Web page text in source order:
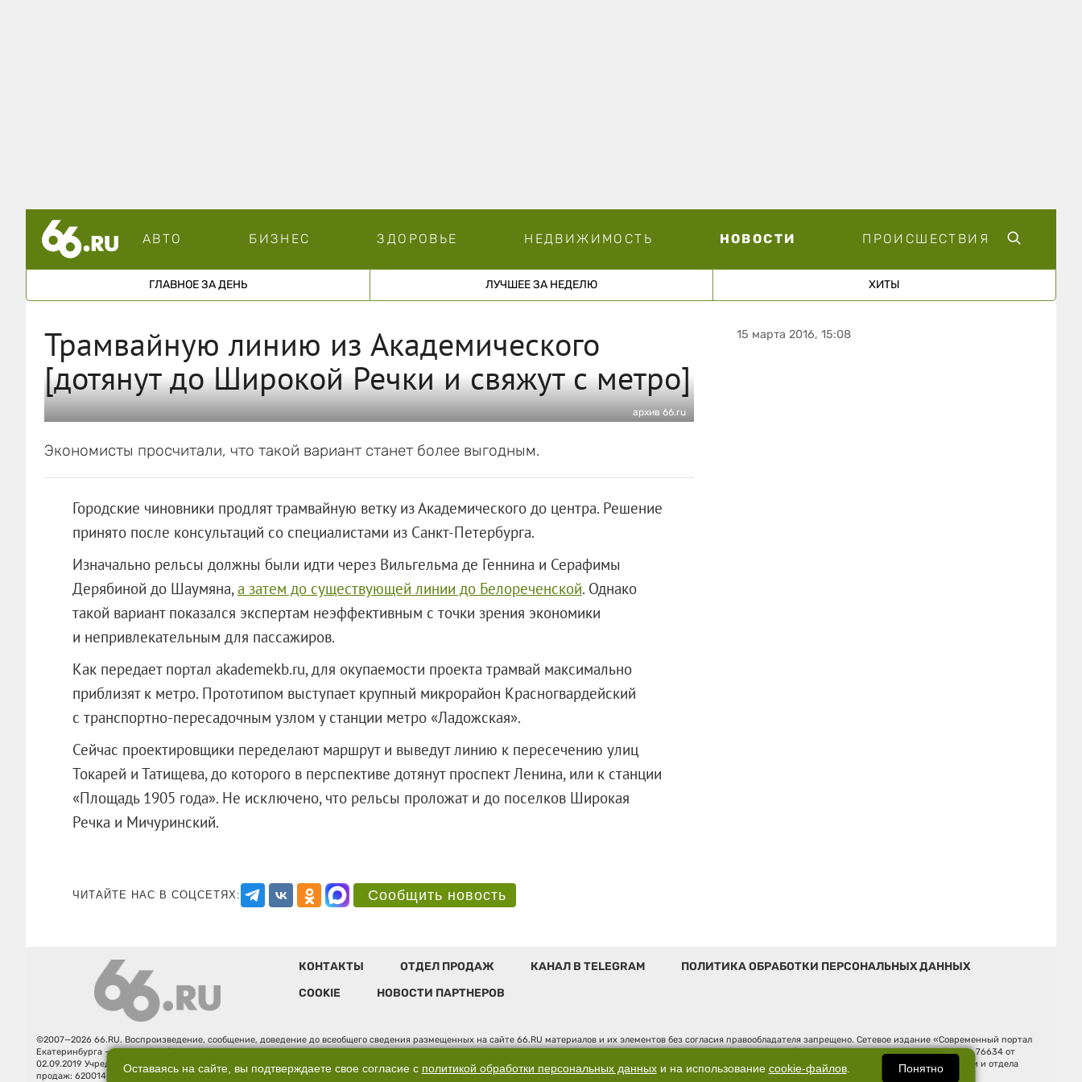
АВТО БИЗНЕС ЗДОРОВЬЕ НЕДВИЖИМОСТЬ НОВОСТИ ПРОИСШЕСТВИЯ
ГЛАВНОЕ ЗА ДЕНЬ ЛУЧШЕЕ ЗА НЕДЕЛЮ ХИТЫ
Трамвайную линию из Академического
[дотянут до Широкой Речки и свяжут с метро]
архив 66.ru
Экономисты просчитали, что такой вариант станет более выгодным.
Городские чиновники продлят трамвайную ветку из Академического до центра. Решение
принято после консультаций со специалистами из Санкт-Петербурга.
Изначально рельсы должны были идти через Вильгельма де Геннина и Серафимы
Дерябиной до Шаумяна, а затем до существующей линии до Белореченской. Однако
такой вариант показался экспертам неэффективным с точки зрения экономики
и непривлекательным для пассажиров.
Как передает портал akademekb.ru, для окупаемости проекта трамвай максимально
приблизят к метро. Прототипом выступает крупный микрорайон Красногвардейский
с транспортно-пересадочным узлом у станции метро «Ладожская».
Сейчас проектировщики переделают маршрут и выведут линию к пересечению улиц
Токарей и Татищева, до которого в перспективе дотянут проспект Ленина, или к станции
«Площадь 1905 года». Не исключено, что рельсы проложат и до поселков Широкая
Речка и Мичуринский.
ЧИТАЙТЕ НАС В СОЦСЕТЯХ: Сообщить новость
15 марта 2016, 15:08
КОНТАКТЫ ОТДЕЛ ПРОДАЖ КАНАЛ В TELEGRAM
ПОЛИТИКА ОБРАБОТКИ ПЕРСОНАЛЬНЫХ ДАННЫХ
COOKIE
НОВОСТИ ПАРТНЕРОВ
©2007—2026 66.RU. Воспроизведение, сообщение, доведение до всеобщего сведения размещенных на сайте 66.RU материалов и их элементов без согласия правообладателя запрещено. Сетевое издание «Современный портал
Екатеринбурга — «66.ru» (18+) зарегистрировано Федеральной службой по надзору в сфере связи, информационных технологий и массовых коммуникаций (Роскомнадзор). Регистрационный номер ЭЛ № ФС 77 - 76634 от
02.09.2019 Учредитель: Общество с ограниченной ответственностью "66.ру". Юридический адрес: 620014, Свердловская обл., г. Екатеринбург, ул. Бориса Ельцина, строение 3, оф. 7015 Фактический адрес редакции и отдела
продаж: 620014, Свердловская обл., г. Екатеринбург, ул. Бориса Ельцина, д. 3, оф. 7015, +7 (343) 288-50-66 info@news.66.ru Главный редактор: Шлыков Дмитрий Владимирович
Оставаясь на сайте, вы подтверждаете свое согласие с политикой обработки персональных данныхи на использование cookie-файлов. Понятно